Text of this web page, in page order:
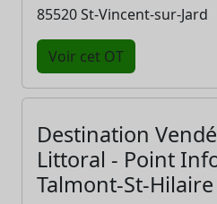
85520 St-Vincent-sur-Jard
Voir cet OT
Destination
Littoral - Point
Talmont-St-Hilaire